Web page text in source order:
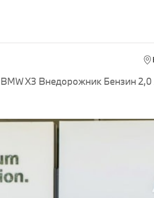
BMW X3 Внедорожник Бензин